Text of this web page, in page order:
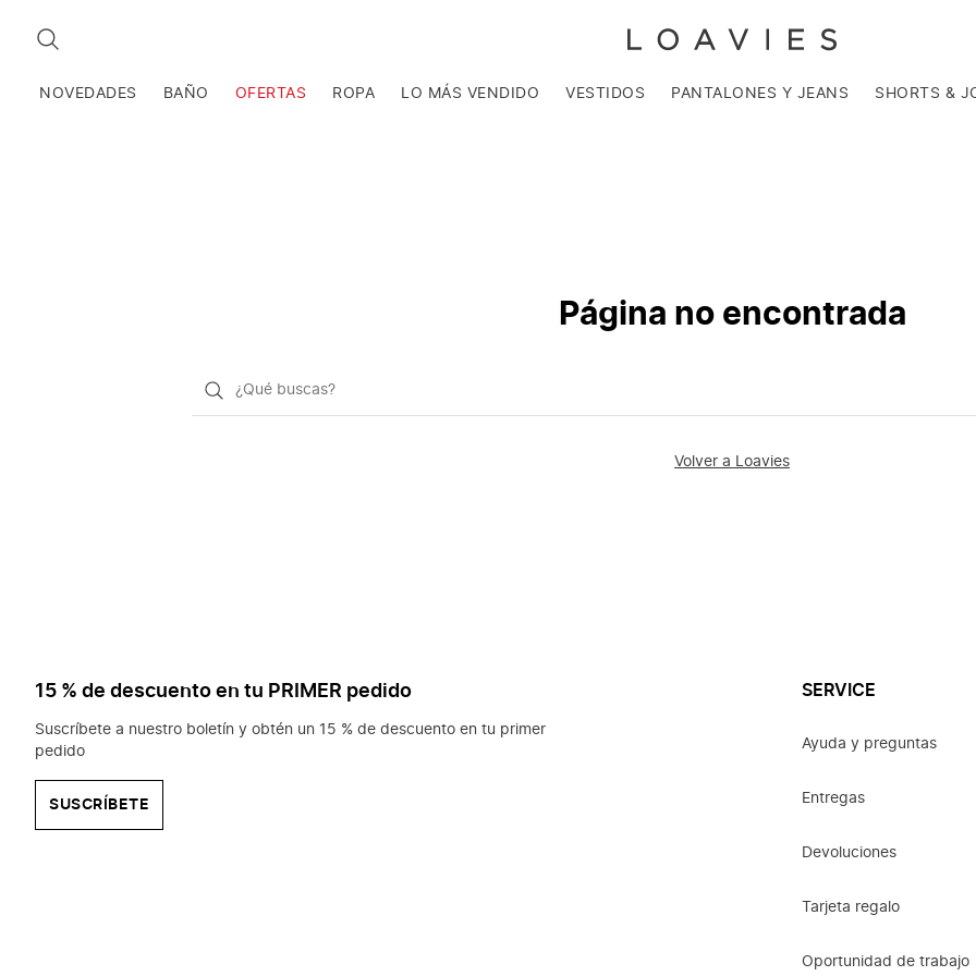
BUSCAR
NOVEDADES BAÑO OFERTAS ROPA LO MÁS VENDIDO VESTIDOS PANTALONES Y JEANS SHORTS &
Página no encontrada
¿Qué
Volver a Loavies
15 % de descuento en tu PRIMER pedido
Suscríbete a nuestro boletín y obtén un 15 % de descuento en tu primer
pedido
SUSCRÍBETE
SERVICE
Ayuda y preguntas
Entregas
Devoluciones
Tarjeta regalo
Oportunidad de trabajo